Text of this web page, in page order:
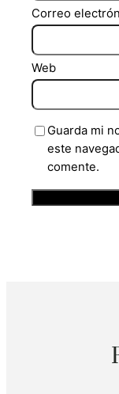
Correo
Web
Guarda mi
este
comente.